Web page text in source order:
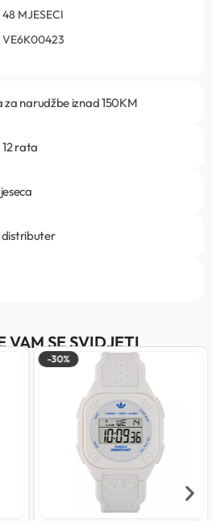
48 MJESECI
VE6K00423
narudžbe iznad 150KM
rata
distributer
VAM SE SVIDJETI
-30%